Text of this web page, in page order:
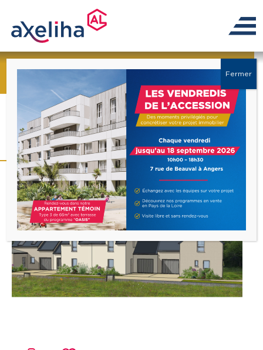
← Retour à la liste
Programme « Pluri’elles 2
»
Fermer